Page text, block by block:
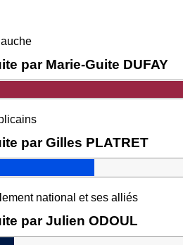
par Marie-Guite DUFAY
par Gilles PLATRET
national et ses alliés
par Julien ODOUL